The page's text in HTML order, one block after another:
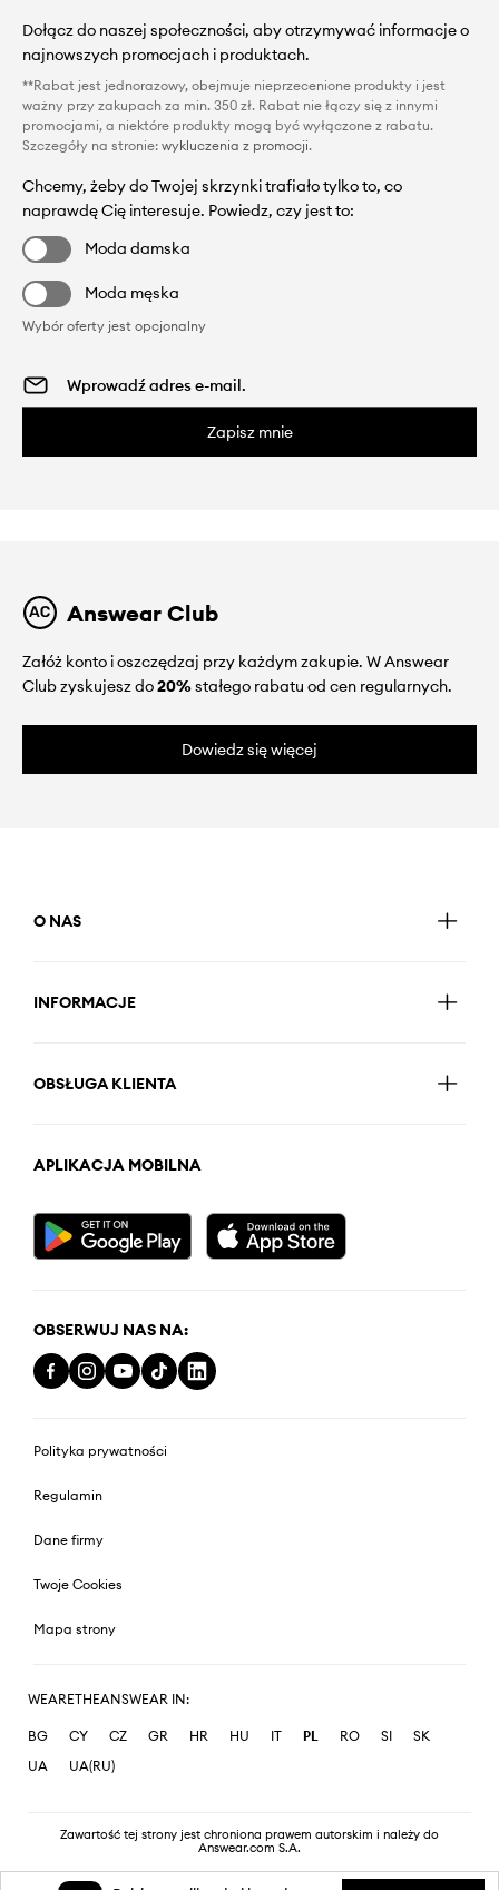
Dołącz do naszej społeczności, aby otrzymywać informacje o
najnowszych promocjach i produktach.
**Rabat jest jednorazowy, obejmuje nieprzecenione produkty i jest
ważny przy zakupach za min. 350 zł. Rabat nie łączy się z innymi
promocjami, a niektóre produkty mogą być wyłączone z rabatu.
Szczegóły na stronie: wykluczenia z promocji.
Chcemy, żeby do Twojej skrzynki trafiało tylko to, co
naprawdę Cię interesuje. Powiedz, czy jest to:
Moda damska
Moda męska
Wybór oferty jest opcjonalny
Zapisz mnie
Answear Club
Załóż konto i oszczędzaj przy każdym zakupie. W Answear
Club zyskujesz do20%stałego rabatu od cen regularnych.
Dowiedz się więcej
O NAS
INFORMACJE
OBSŁUGA KLIENTA
APLIKACJA MOBILNA
OBSERWUJ NAS NA:
Polityka prywatności
Regulamin
Dane firmy
Twoje Cookies
Mapa strony
WEARETHEANSWEAR IN:
BG CY CZ GR HR HU IT PL RO SI
SK
UA
UA(RU)
Zawartość tej strony jest chroniona prawem autorskim i należy do
Answear.com S.A.